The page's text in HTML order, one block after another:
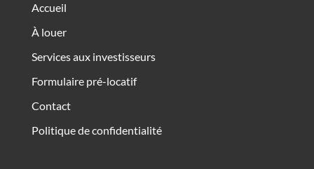
Accueil
À louer
Services aux investisseurs
Formulaire pré-locatif
Contact
Politique de confidentialité